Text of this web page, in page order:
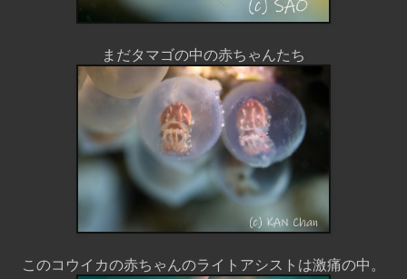
まだタマゴの中の赤ちゃんたち
このコウイカの赤ちゃんのライトアシストは激痛の中。